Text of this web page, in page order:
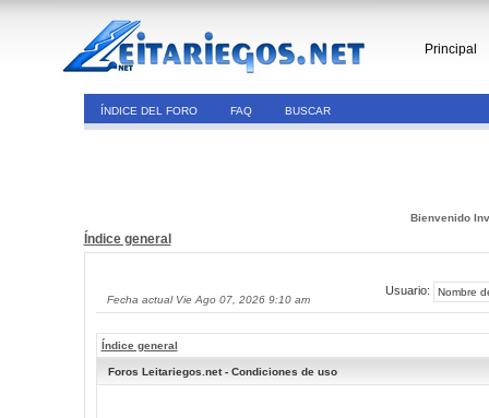
Principal
ÍNDICE DEL FORO FAQ BUSCAR
Bienvenido
Índice general
Fecha actual Vie Ago 07, 2026 9:10 am
Usuario:
Índice general
Foros Leitariegos.net - Condiciones de uso